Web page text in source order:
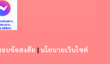
อบข้อสงสัย | นโยบายเว็บไซต์